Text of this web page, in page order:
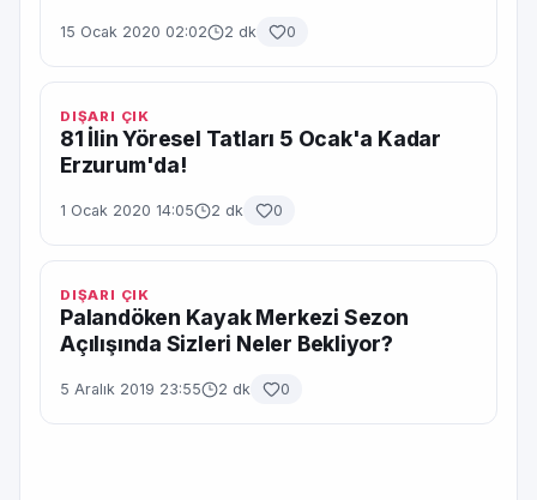
15 Ocak 2020 02:02 2 dk 0
DIŞARI ÇIK
81 İlin Yöresel Tatları 5 Ocak'a Kadar
Erzurum'da!
1 Ocak 2020 14:05 2 dk 0
DIŞARI ÇIK
Palandöken Kayak Merkezi Sezon
Açılışında Sizleri Neler Bekliyor?
5 Aralık 2019 23:55 2 dk 0